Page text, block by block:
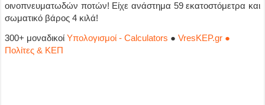
οινοπνευματωδών ποτών! Είχε ανάστημα 59 εκατοστόμετρα και
σωματικό βάρος 4 κιλά!
300+ μοναδικοίΥπολογισμοί - Calculators ●VresKEP.gr ●
Πολίτες & ΚΕΠ